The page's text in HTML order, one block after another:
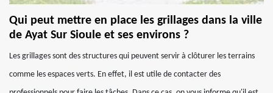
Qui peut mettre en place les grillages dans la ville
de Ayat Sur Sioule et ses environs ?
Les grillages sont des structures qui peuvent servir à clôturer les terrains
comme les espaces verts. En effet, il est utile de contacter des